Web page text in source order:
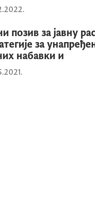
позив за јавну
за
набавки и